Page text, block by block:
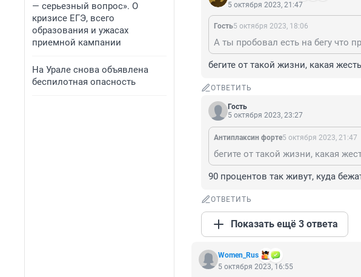
— серьезный вопрос». О
кризисе ЕГЭ, всего
образования и ужасах
приемной кампании
На Урале снова объявлена
беспилотная опасность
5 октября 2023, 21:47
Гость5 октября 2023, 18:06
бегите от такой жизни, какая жесть
ОТВЕТИТЬ
Гость
5 октября 2023, 23:27
Антиплаксин форте5 октября 2023, 21:47
бегите от такой жизни, какая
90 процентов так живут, куда
ОТВЕТИТЬ
Показать ещё 3 ответа
Women_Rus
5 октября 2023, 16:55